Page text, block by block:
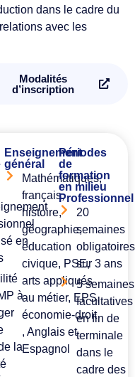
dans le cadre du
avec les
Modalités
d’inscription
en
à
la
Enseignement
général
Mathématiques,
français,
histoire,
géographie,
éducation
civique, PSE,
arts appliqués
au métier, EPS,
économie-droit
, Anglais et
Espagnol
Périodes
de
formation
en milieu
Professionnel
20
semaines
obligatoires
sur 3 ans
5 semaines
facultatives
en fin de
terminale
dans le
cadre des